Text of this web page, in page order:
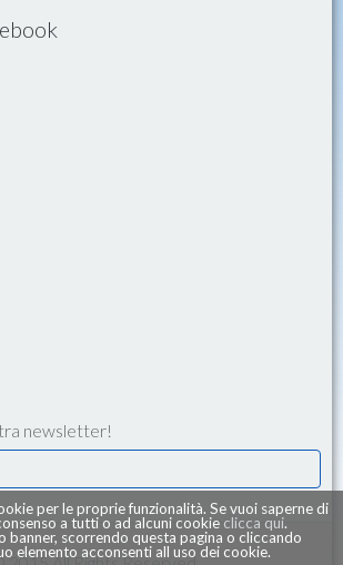
per le proprie funzionalità. Se vuoi saperne di
a tutti o ad alcuni cookie clicca qui.
banner, scorrendo questa pagina o cliccando
elemento acconsenti all uso dei cookie.
newsletter!